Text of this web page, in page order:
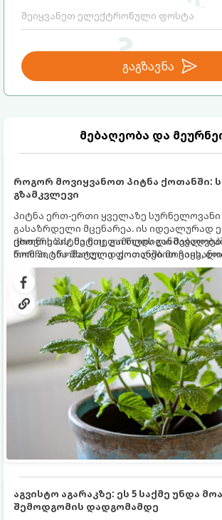
გაგზავნა
მებაღეობა და
როგორ მოვიყვანოთ პიტნა ქოთანში:
გზამკვლევი
პიტნა ერთ-ერთი ყველაზე
გასაზრდელი მცენარეა. ის იდეალურად
ცხოვრებას, მეტიც, გამოცდილი
რომ პიტნა მხოლოდ ქოთანში
გრუნტში (ბაღში) დარგვისას ის
სწრაფად ვრცელდება და სხვა
ქოთნის პიტნა მთელი წლის
ნორჩი, არომატული ფოთლებით ჩაის,
კერძებისთვის.
აგვისტო აგარაკზე: ეს 5 საქმე უნდა
შემოდგომის დადგომამდე